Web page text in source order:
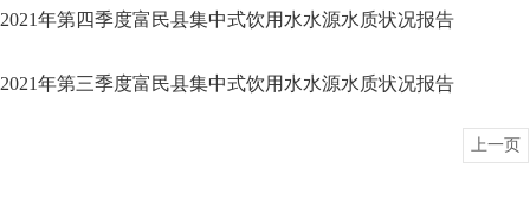
2021年第四季度富民县集中式饮用水水源水质状况报告
2021年第三季度富民县集中式饮用水水源水质状况报告
上一页